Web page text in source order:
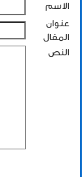
الاسم
عنوان
المقال
النص